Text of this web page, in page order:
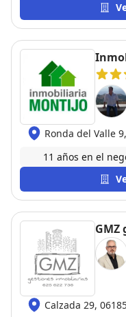
Ronda del Valle
11 años en el
Calzada 29,